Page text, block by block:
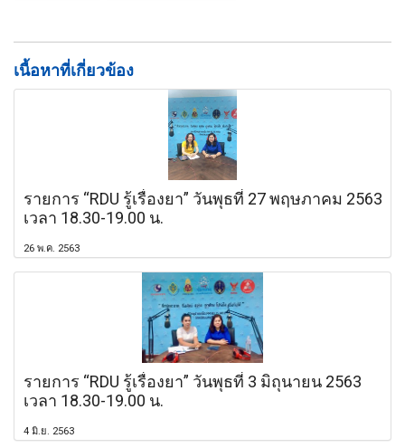
เนื้อหาที่เกี่ยวข้อง
รายการ “RDU รู้เรื่องยา” วันพุธที่ 27 พฤษภาคม 2563
เวลา 18.30-19.00 น.
26 พ.ค. 2563
รายการ “RDU รู้เรื่องยา” วันพุธที่ 3 มิถุนายน 2563
เวลา 18.30-19.00 น.
4 มิ.ย. 2563